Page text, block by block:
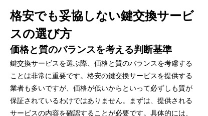
格安でも妥協しない鍵交換サービ
スの選び方
価格と質のバランスを考える判断基準
鍵交換サービスを選ぶ際、価格と質のバランスを考慮する
ことは非常に重要です。格安の鍵交換サービスを提供する
業者も多いですが、価格が低いからといって必ずしも質が
保証されているわけではありません。まずは、提供される
サービスの内容を確認することが必要です。具体的には、